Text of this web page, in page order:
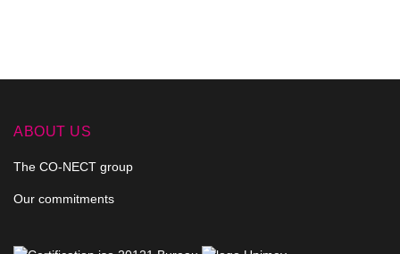
ABOUT US
The CO-NECT group
Our commitments